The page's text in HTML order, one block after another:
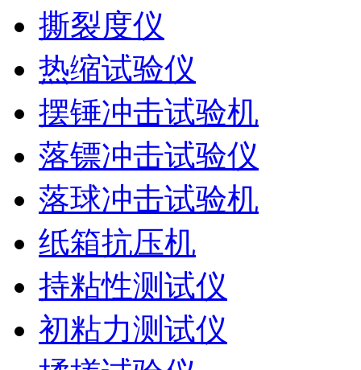
撕裂度仪
热缩试验仪
摆锤冲击试验机
落镖冲击试验仪
落球冲击试验机
纸箱抗压机
持粘性测试仪
初粘力测试仪